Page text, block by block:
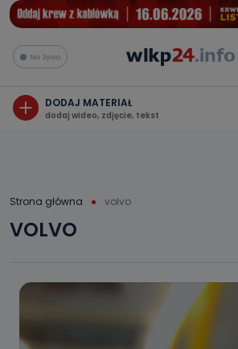
Na żywo
DODAJ MATERIAŁ
dodaj wideo, zdjęcie, tekst
Strona główna volvo
VOLVO